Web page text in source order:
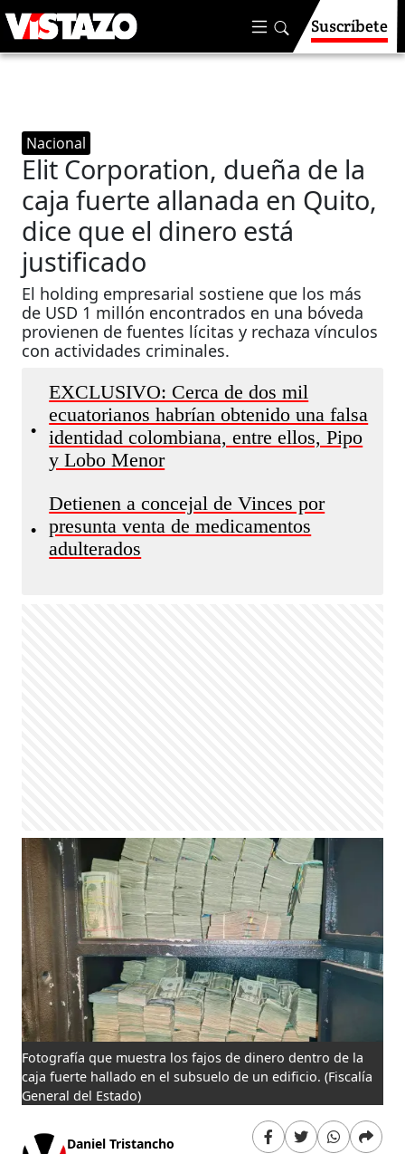
Suscríbete
Nacional
Elit Corporation, dueña de la
caja fuerte allanada en Quito,
dice que el dinero está
justificado
El holding empresarial sostiene que los más
de USD 1 millón encontrados en una bóveda
provienen de fuentes lícitas y rechaza vínculos
con actividades criminales.
•
EXCLUSIVO: Cerca de dos mil
ecuatorianos habrían obtenido una falsa
identidad colombiana, entre ellos, Pipo
y Lobo Menor
•
Detienen a concejal de Vinces por
presunta venta de medicamentos
adulterados
Fotografía que muestra los fajos de dinero dentro de la
caja fuerte hallado en el subsuelo de un edificio. (Fiscalía
General del Estado)
Daniel Tristancho